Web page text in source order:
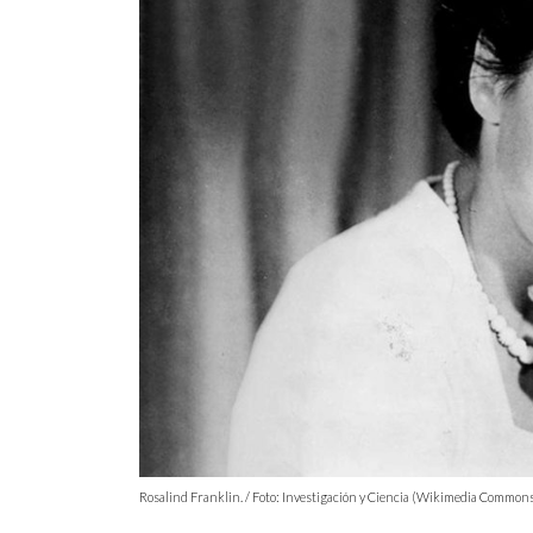
Rosalind Franklin. / Foto: Investigación y Ciencia (Wikimedia